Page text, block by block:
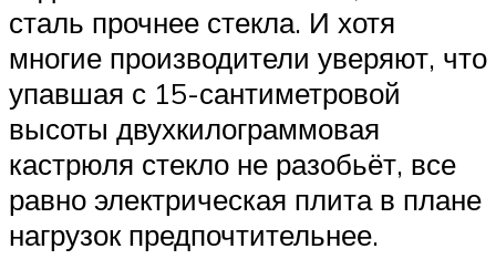
сталь прочнее стекла. И хотя
многие производители уверяют, что
упавшая с 15-сантиметровой
высоты двухкилограммовая
кастрюля стекло не разобьёт, все
равно электрическая плита в плане
нагрузок предпочтительнее.